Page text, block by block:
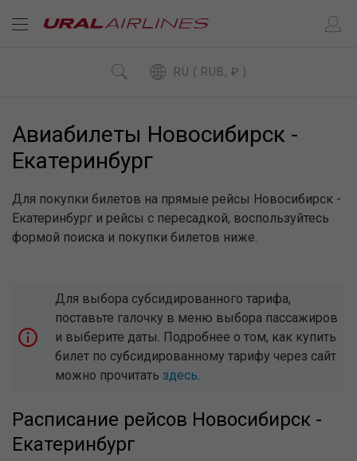
RU ( RUB, ₽ )
Авиабилеты Новосибирск -
Екатеринбург
Для покупки билетов на прямые рейсы Новосибирск -
Екатеринбург и рейсы с пересадкой, воспользуйтесь
формой поиска и покупки билетов ниже.
Для выбора субсидированного тарифа,
поставьте галочку в меню выбора пассажиров
и выберите даты. Подробнее о том, как купить
билет по субсидированному тарифу через сайт
можно прочитать здесь.
Расписание рейсов Новосибирск -
Екатеринбург